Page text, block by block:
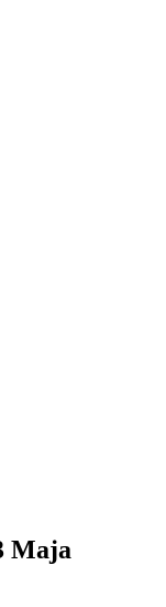
Maja